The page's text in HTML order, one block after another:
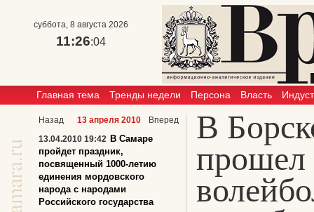
суббота, 8 августа 2026
11:26:04
Главная тема Тренды недели Персона Власть
В
прошел
Назад 13 апреля 2010
Вперед
13.04.2010 19:42 В Самаре
пройдет праздник,
посвященный 1000-летию
единения мордовского
народа с народами
Российского государства